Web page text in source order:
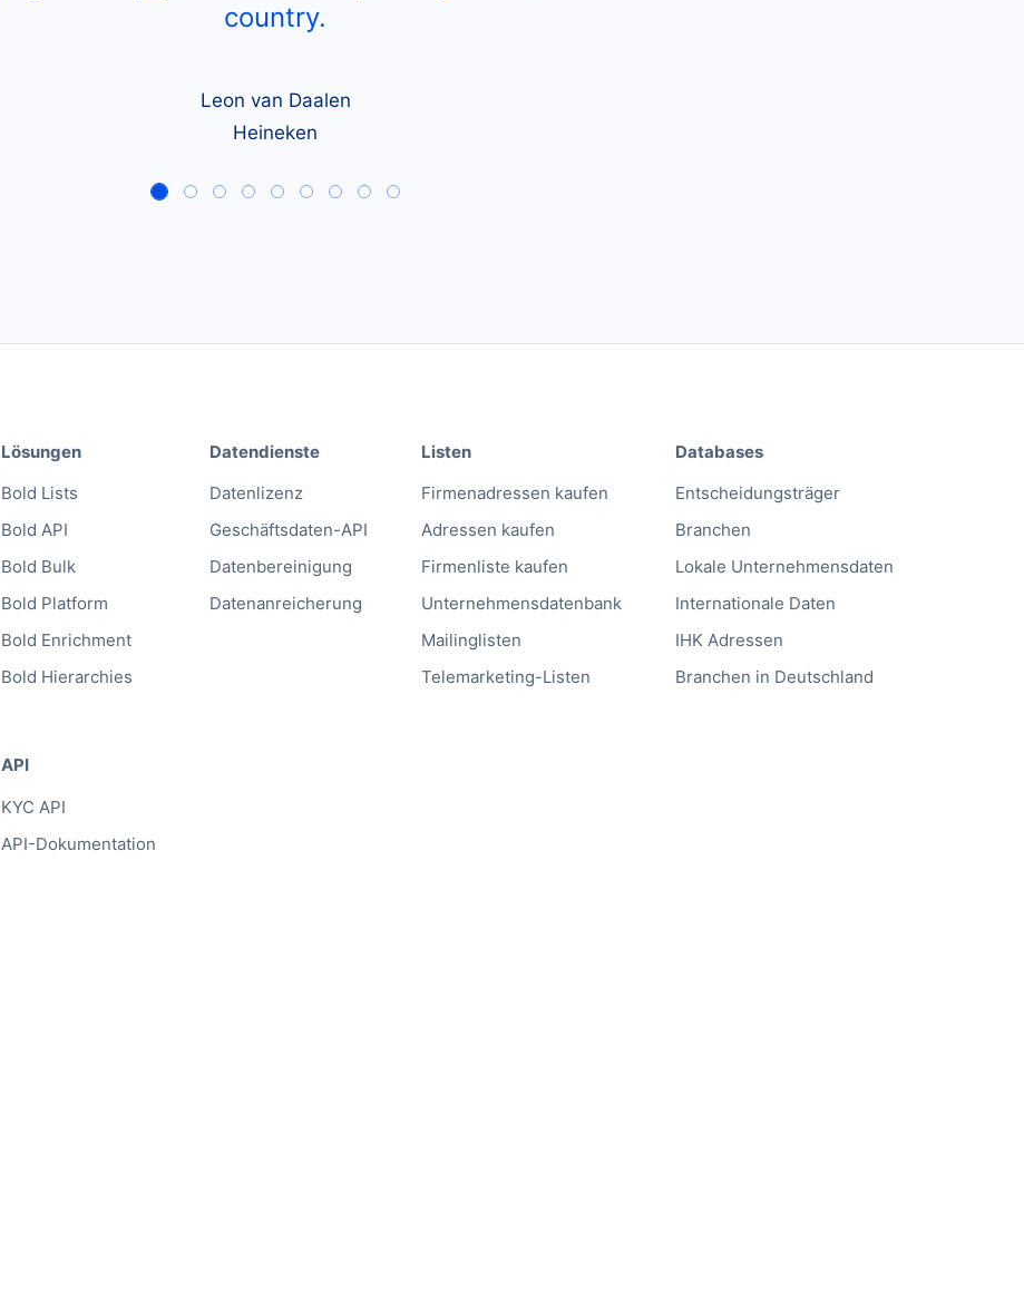
country.
Leon van Daalen
Heineken
Lösungen
Bold Lists
Bold API
Bold Bulk
Bold Platform
Bold Enrichment
Bold Hierarchies
API
KYC API
API-Dokumentation
Datendienste
Datenlizenz
Geschäftsdaten-API
Datenbereinigung
Datenanreicherung
Listen
Firmenadressen kaufen
Adressen kaufen
Firmenliste kaufen
Unternehmensdatenbank
Mailinglisten
Telemarketing-Listen
Databases
Entscheidungsträger
Branchen
Lokale Unternehmensdaten
Internationale Daten
IHK Adressen
Branchen in Deutschland